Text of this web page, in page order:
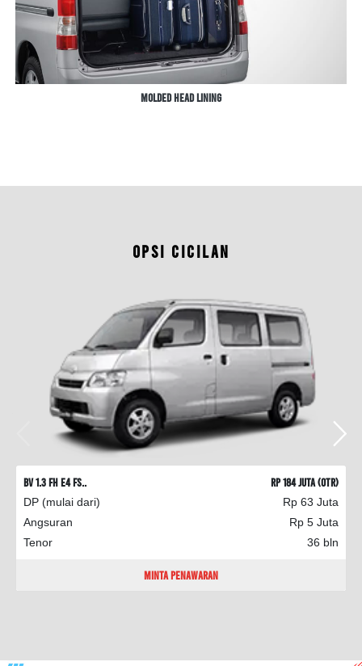
Molded Head Lining
OPSI CICILAN
BV 1.3 FH E4 FS.. Rp 184 Juta (OTR)
DP (mulai dari)
Rp 63 Juta
Angsuran
Rp 5 Juta
Tenor
36 bln
Minta Penawaran